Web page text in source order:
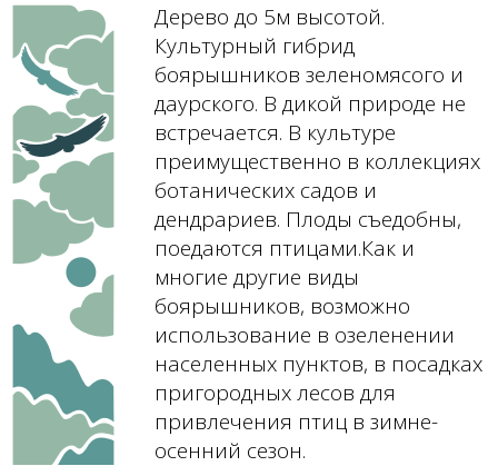
Дерево до 5м высотой.
Культурный гибрид
боярышников зеленомясого и
даурского. В дикой природе не
встречается. В культуре
преимущественно в коллекциях
ботанических садов и
дендрариев. Плоды съедобны,
поедаются птицами.Как и
многие другие виды
боярышников, возможно
использование в озеленении
населенных пунктов, в посадках
пригородных лесов для
привлечения птиц в зимне-
осенний сезон.